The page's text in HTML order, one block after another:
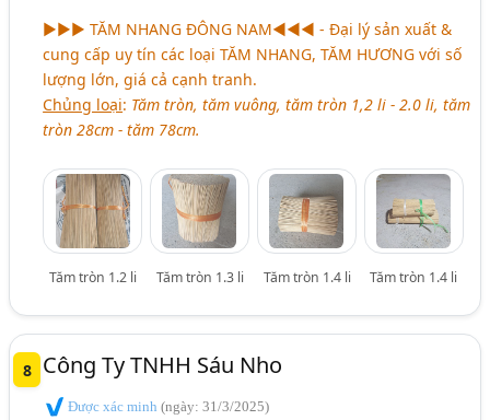
►►► TĂM NHANG ĐÔNG NAM◄◄◄ - Đại lý sản xuất &
cung cấp uy tín các loạiTĂM NHANG, TĂM HƯƠNG với số
lượng lớn, giá cả cạnh tranh.
Chủng loại: Tăm tròn, tăm vuông, tăm tròn 1,2 li - 2.0 li, tăm
tròn 28cm - tăm 78cm.
Tăm tròn 1.2 li Tăm tròn 1.3 li Tăm tròn 1.4 li Tăm tròn 1.4 li
8 Công Ty TNHH Sáu Nho
Được xác minh(ngày: 31/3/2025)